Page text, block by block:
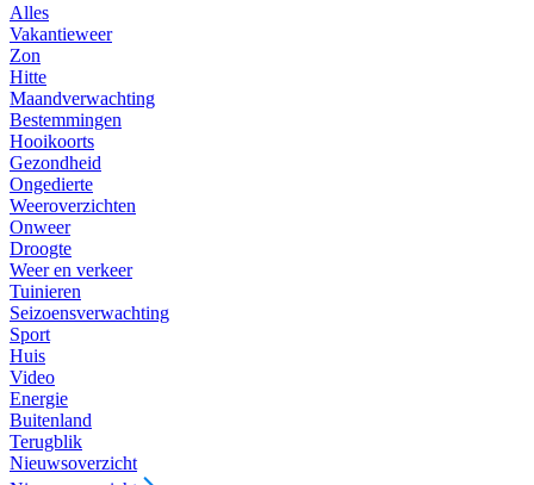
Alles
Vakantieweer
Zon
Hitte
Maandverwachting
Bestemmingen
Hooikoorts
Gezondheid
Ongedierte
Weeroverzichten
Onweer
Droogte
Weer en verkeer
Tuinieren
Seizoensverwachting
Sport
Huis
Video
Energie
Buitenland
Terugblik
Nieuwsoverzicht